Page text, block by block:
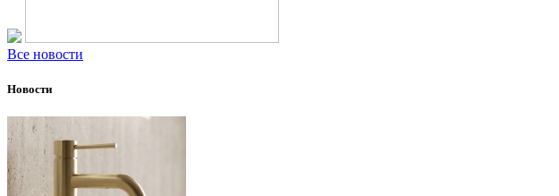
Все новости
Новости